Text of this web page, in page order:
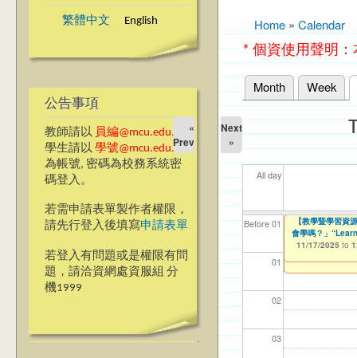
繁體中文 English
公告事項
教師請以 員編@mcu.edu.tw
學生請以 學號@mcu.edu.tw
為帳號, 密碼為校務系統密
碼登入。
若需申請表單製作者權限，
請先行登入後填寫申請表單
若登入有問題或是權限有問
題，請洽資網處資服組 分
機1999
You are here
Home » Calendar
* 個資使用聲明
Primary tabs
Month Week
«
Prev
Next
»
All day
Before 01
01
02
03
【資網處】
整合系統～表單
03/27/2013 to
【財務處】工讀
11/12/2021to
07/31/2027
【財務處】漏打
錄
11/15/2021 to
114
04/
114
02/
114
03/
【學
07/
114
09/
【教學暨學習
教師教學研習
Achievement
【教學暨學習
生會學嗎？」
12/12)
【教學暨學習
會學嗎？」
11/17/2025 to